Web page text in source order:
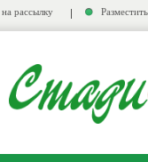
рассылку